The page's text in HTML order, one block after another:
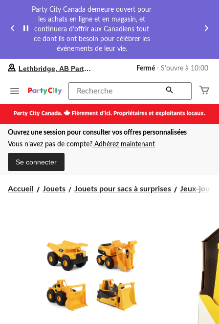
Party City Canada demeure ouvert pour
les achats en ligne et en magasin, et
continuera d’offrir aux Canadiens tout
ce dont ils ont besoin pour célébrer les
événements de leur vie.
préféré
Lethbridge,
Party
City,
courament
Fermé,
pour
Lethbridge, AB Party City Fermé ⋅ S’ouvre à 10:00
Recherche
Ouvrez une session pour consulter vos offres personnalisées
Vous n’avez pas de compte? Adhérez maintenant
Se connecter
Accueil Jouets Jouets pour sacs à surprises Jeux-